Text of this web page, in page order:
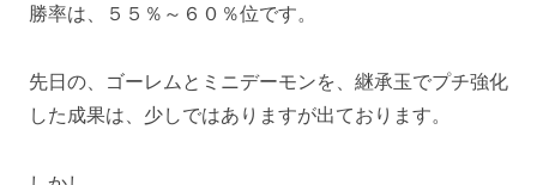
勝率は、５５％～６０％位です。
先日の、ゴーレムとミニデーモンを、継承玉でプチ強化
した成果は、少しではありますが出ております。